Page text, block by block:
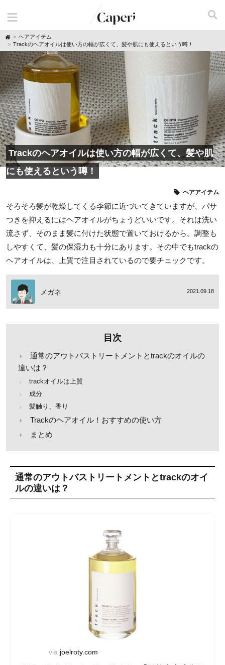
H
o
m
e
ヘアアイテム
Trackのヘアオイルは使い方の幅が広くて、髪や肌にも使えるという噂！
Trackのヘアオイルは使い方の幅が広くて、髪や肌
にも使えるという噂！
ヘアアイテム
そろそろ髪が乾燥してくる季節に近づいてきていますが、パサ
つきを抑えるにはヘアオイルがちょうどいいです。それは洗い
流さず、そのまま髪に付けた状態で置いておけるから。調整も
しやすくて、髪の保湿力も十分にあります。その中でもtrackの
ヘアオイルは、上質で注目されているので要チェックです。
メガネ 2021.09.18
目次
通常のアウトバストリートメントとtrackのオイルの
違いは？
trackオイルは上質
成分
髪触り、香り
Trackのヘアオイル！おすすめの使い方
まとめ
通常のアウトバストリートメントとtrackのオイ
ルの違いは？
via joelroty.com